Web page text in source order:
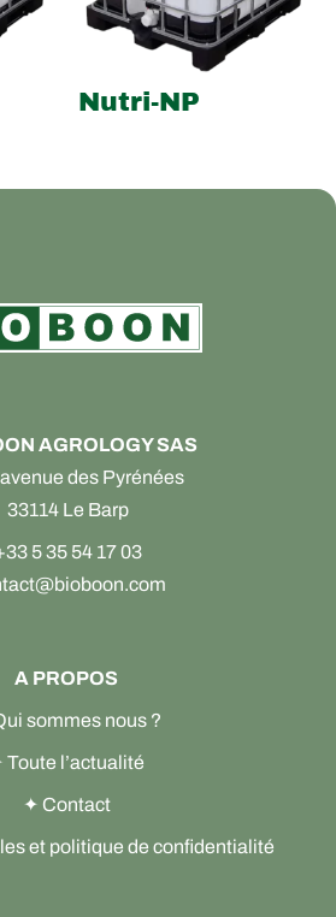
Nutri-NP
AGROLOGY SAS
des Pyrénées
33114 Le Barp
5 35 54 17 03
A PROPOS
sommes nous ?
Toute l’actualité
✦ Contact
et politique de confidentialité